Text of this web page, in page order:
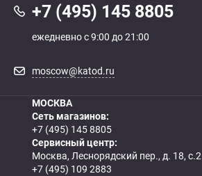
+7 (495) 145 8805
ежедневно с 9:00 до 21:00
moscow@katod.ru
МОСКВА
Сеть магазинов:
+7 (495) 145 8805
Сервисный центр:
Москва, Леснорядский пер., д. 18, с.2
+7 (495) 109 2883